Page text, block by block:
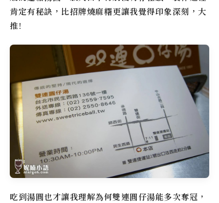
肯定有秘訣，比招牌燒麻糬更讓我覺得印象深刻，大
推!
吃到湯圓也才讓我理解為何雙連圓仔湯能多次奪冠，